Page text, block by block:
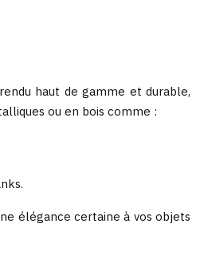
haut de gamme et durable,
ou en bois comme :
élégance certaine à vos objets